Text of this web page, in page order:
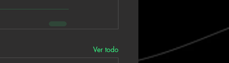
Ver todo